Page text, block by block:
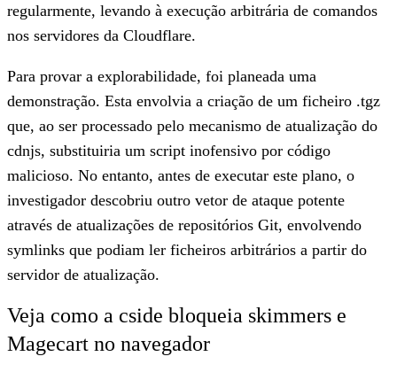
regularmente, levando à execução arbitrária de comandos
nos servidores da Cloudflare.
Para provar a explorabilidade, foi planeada uma
demonstração. Esta envolvia a criação de um ficheiro .tgz
que, ao ser processado pelo mecanismo de atualização do
cdnjs, substituiria um script inofensivo por código
malicioso. No entanto, antes de executar este plano, o
investigador descobriu outro vetor de ataque potente
através de atualizações de repositórios Git, envolvendo
symlinks que podiam ler ficheiros arbitrários a partir do
servidor de atualização.
Veja como a cside bloqueia skimmers e
Magecart no navegador